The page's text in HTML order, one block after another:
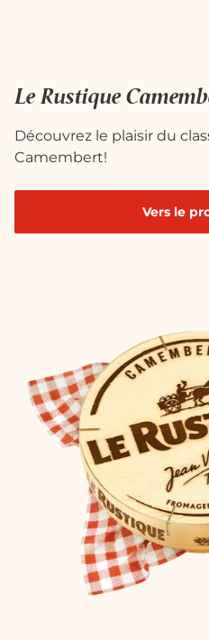
Le Rustique
Découvrez le plaisir du
Camembert!
Vers le